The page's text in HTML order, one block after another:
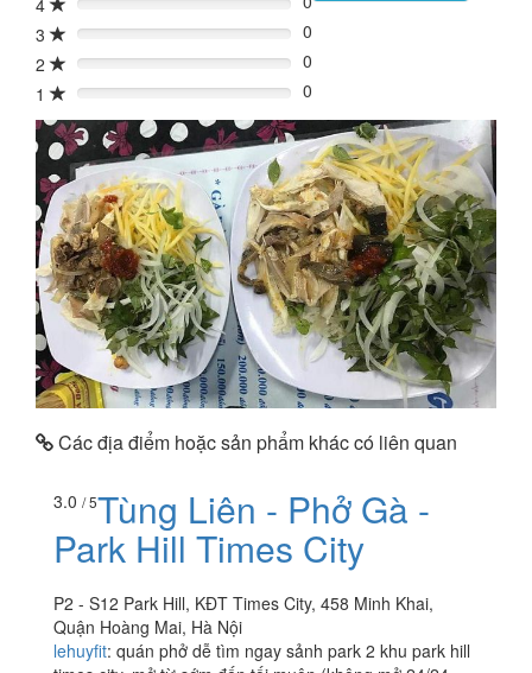
4
0%
3
0%
0
2
0%
0
1
0% 0
Các địa điểm hoặc sản phẩm khác có liên quan
3.0 / 5Tùng Liên - Phở Gà -
Park Hill Times City
P2 - S12 Park Hill, KĐT Times City, 458 Minh Khai,
Quận Hoàng Mai, Hà Nội
lehuyfit: quán phở dễ tìm ngay sảnh park 2 khu park hill